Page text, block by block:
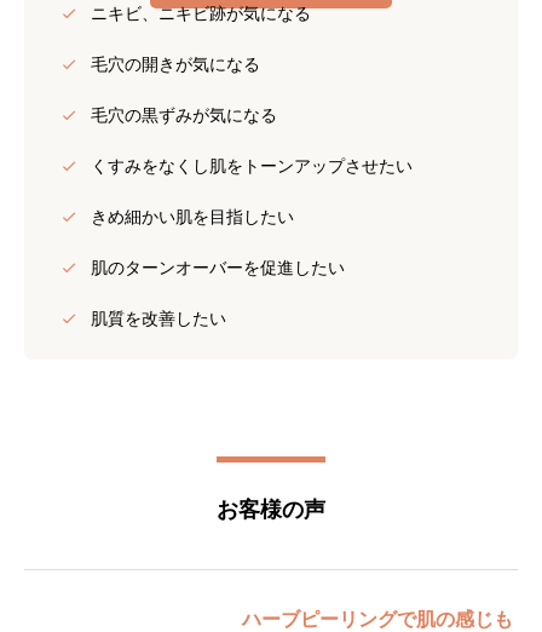
ニキビ、ニキビ跡が気になる
毛穴の開きが気になる
毛穴の黒ずみが気になる
くすみをなくし肌をトーンアップさせたい
きめ細かい肌を目指したい
肌のターンオーバーを促進したい
肌質を改善したい
お客様の声
ハーブピーリングで肌の感じも